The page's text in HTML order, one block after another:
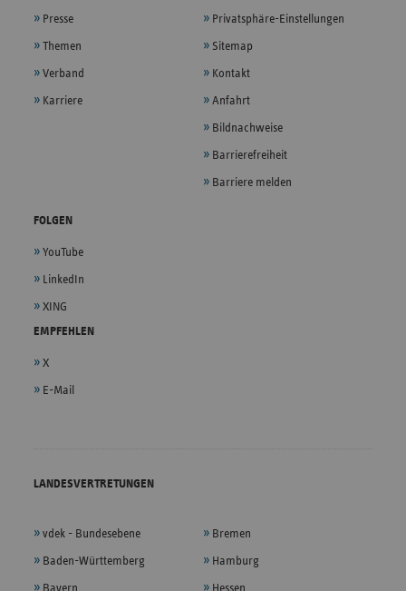
Presse
Themen
Verband
Karriere
Privatsphäre-Einstellungen
Sitemap
Kontakt
Anfahrt
Bildnachweise
Barrierefreiheit
Barriere melden
FOLGEN
YouTube
LinkedIn
XING
EMPFEHLEN
X
E-Mail
LANDESVERTRETUNGEN
vdek - Bundesebene
Baden-Württemberg
Bayern
Bremen
Hamburg
Hessen